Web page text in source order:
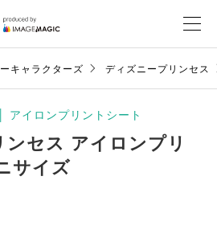
キャラクターズ ディズニープリンセス
アイロンプリントシート
セス アイロンプリ
サイズ